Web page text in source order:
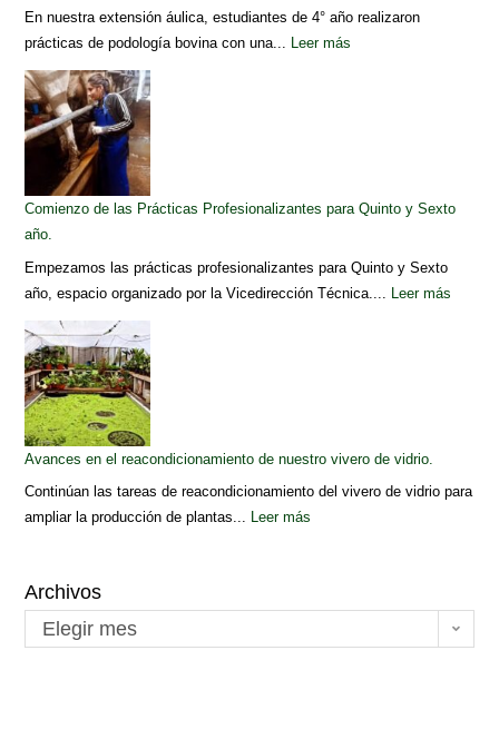
En nuestra extensión áulica, estudiantes de 4° año realizaron
prácticas de podología bovina con una... Leer más
Comienzo de las Prácticas Profesionalizantes para Quinto y Sexto
año.
Empezamos las prácticas profesionalizantes para Quinto y Sexto
año, espacio organizado por la Vicedirección Técnica.... Leer más
Avances en el reacondicionamiento de nuestro vivero de vidrio.
Continúan las tareas de reacondicionamiento del vivero de vidrio para
ampliar la producción de plantas... Leer más
Archivos
Elegir mes